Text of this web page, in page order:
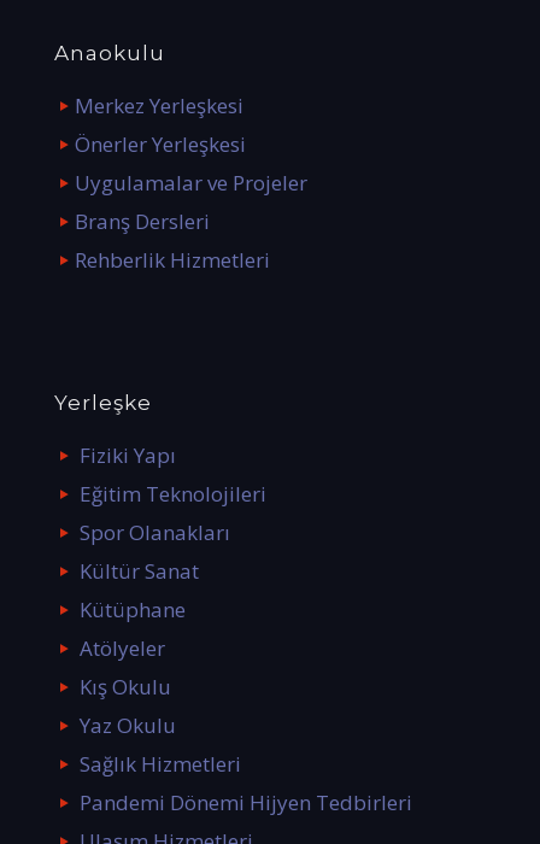
Anaokulu
Merkez Yerleşkesi
Önerler Yerleşkesi
Uygulamalar ve Projeler
Branş Dersleri
Rehberlik Hizmetleri
Yerleşke
Fiziki Yapı
Eğitim Teknolojileri
Spor Olanakları
Kültür Sanat
Kütüphane
Atölyeler
Kış Okulu
Yaz Okulu
Sağlık Hizmetleri
Pandemi Dönemi Hijyen Tedbirleri